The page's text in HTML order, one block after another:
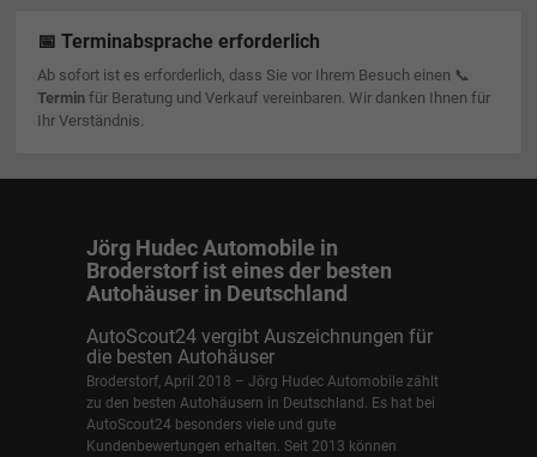
📅 Terminabsprache erforderlich
Ab sofort ist es erforderlich, dass Sie vor Ihrem Besuch einen 📞
Terminfür Beratung und Verkauf vereinbaren. Wir danken Ihnen für
Ihr Verständnis.
Jörg Hudec Automobile in
Broderstorf ist eines der besten
Autohäuser in Deutschland
AutoScout24 vergibt Auszeichnungen für
die besten Autohäuser
Broderstorf, April 2018 – Jörg Hudec Automobile zählt
zu den besten Autohäusern in Deutschland. Es hat bei
AutoScout24 besonders viele und gute
Kundenbewertungen erhalten. Seit 2013 können